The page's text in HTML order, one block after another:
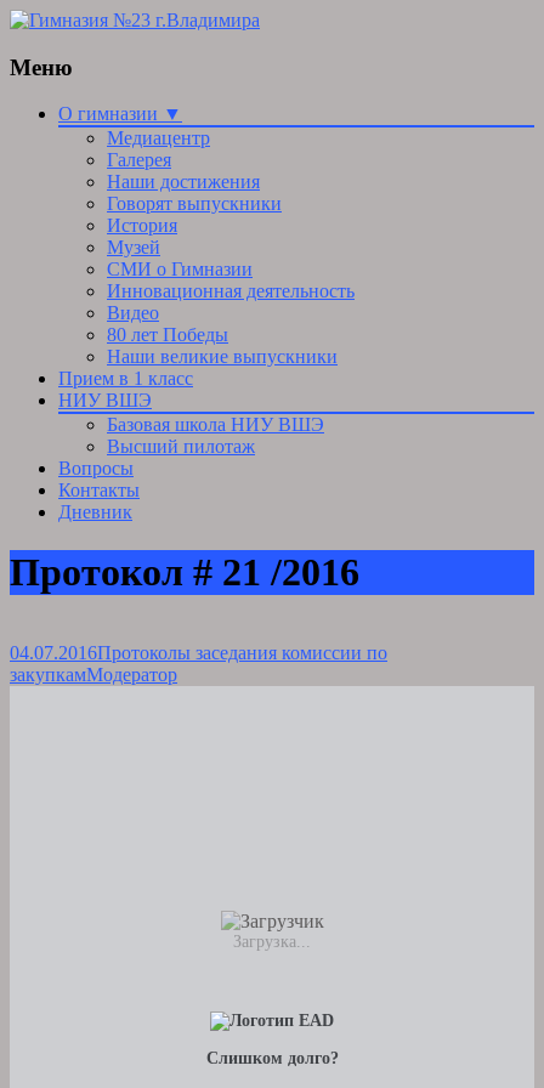
Меню
Skip
О гимназии ▼
Медиацентр
Галерея
Наши достижения
Говорят выпускники
История
Музей
СМИ о Гимназии
Инновационная деятельность
Видео
80 лет Победы
Наши великие выпускники
Прием в 1 класс
НИУ ВШЭ
Базовая школа НИУ ВШЭ
Высший пилотаж
Вопросы
Контакты
Дневник
Протокол # 21 /2016
04.07.2016Протоколы заседания комиссии по
закупкамМодератор
Загрузка...
Слишком долго?